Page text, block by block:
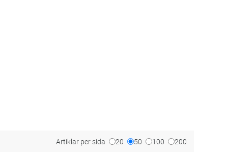
Artiklar per sida 20 50 100 200